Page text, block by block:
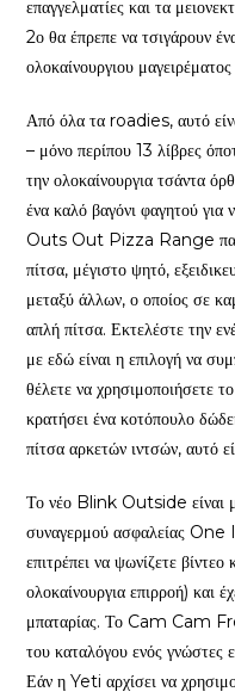
επαγγελματίες και τα
2ο θα έπρεπε να τσιγάρουν
ολοκαίνουργιου
Από όλα τα roadies, αυτό
– μόνο περίπου 13 λίβρες
την ολοκαίνουργια τσάντα
ένα καλό βαγόνι φαγητού
Outs Out Pizza Range
πίτσα, μέγιστο ψητό,
μεταξύ άλλων, ο οποίος σε
απλή πίτσα. Εκτελέστε την
με εδώ είναι η επιλογή να
θέλετε να χρησιμοποιήσετε
κρατήσει ένα κοτόπουλο
πίτσα αρκετών ιντσών, αυτό
Το νέο Blink Outside είναι
συναγερμού ασφαλείας
επιτρέπει να ψωνίζετε
ολοκαίνουργια επιρροή) και
μπαταρίας. Το Cam Cam
του καταλόγου ενός
Εάν η Yeti αρχίσει να